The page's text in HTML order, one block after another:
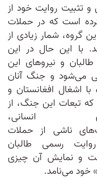
و تثبیت روایت خود از
است که در حملات
گروه، شمار زیادی از
با این حال در این
و نیروهای این
می‌شود و جنگ آنان
اشغال افغانستان و
تبعات این جنگ، از
انسانی،
ناشی از حملات
رسمی طالبان
و نمایش آن چیزی
خود می‌نامد.